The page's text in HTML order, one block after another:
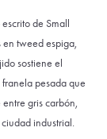
de Small
en tweed espiga,
sostiene el
pesada que
gris carbón,
industrial.